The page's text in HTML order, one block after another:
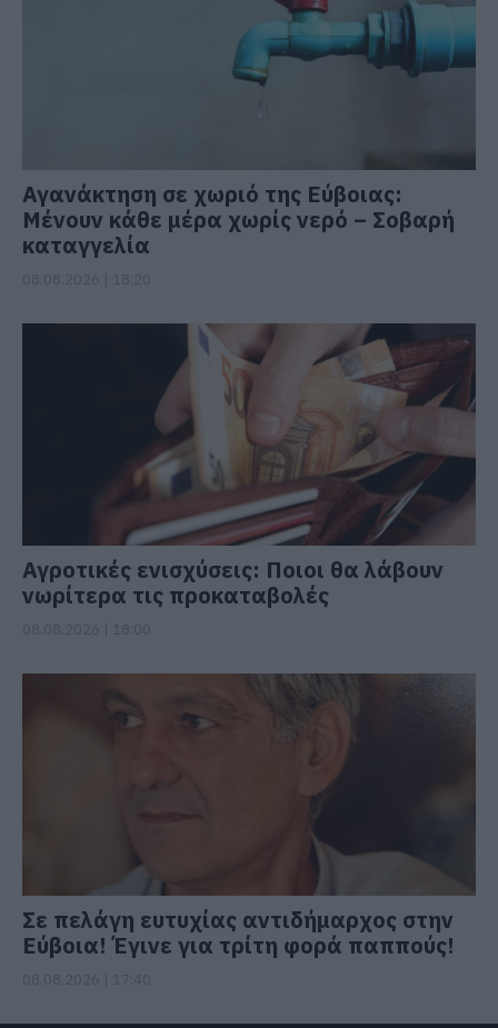
Αγανάκτηση σε χωριό της Εύβοιας:
Μένουν κάθε μέρα χωρίς νερό – Σοβαρή
καταγγελία
Αγροτικές ενισχύσεις: Ποιοι θα λάβουν
νωρίτερα τις προκαταβολές
Σε πελάγη ευτυχίας αντιδήμαρχος στην
Εύβοια! Έγινε για τρίτη φορά παππούς!